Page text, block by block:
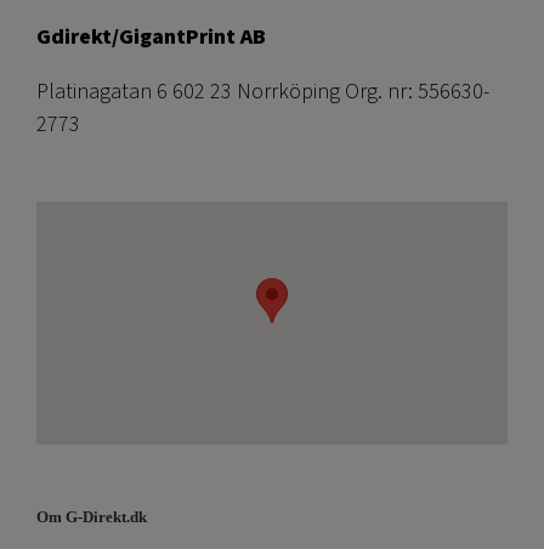
Gdirekt/GigantPrint AB
Platinagatan 6 602 23 Norrköping Org. nr: 556630-
2773
Om G-Direkt.dk